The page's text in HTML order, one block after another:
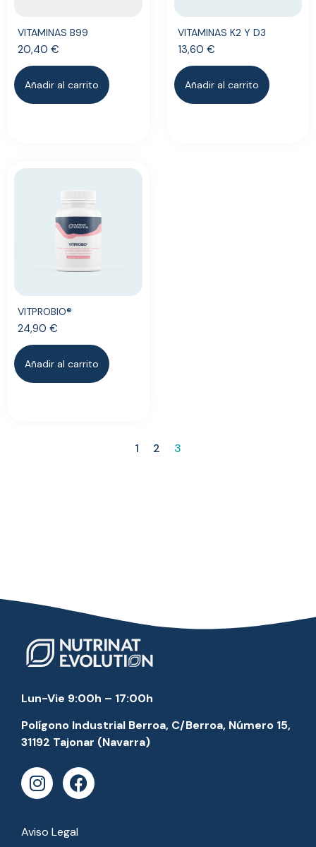
VITAMINAS B99
20,40 €
Añadir al carrito
VITAMINAS K2 Y D3
13,60 €
Añadir al carrito
VITPROBIO®
24,90 €
Añadir al carrito
1 2 3
Lun-Vie 9:00h – 17:00h
Polígono Industrial Berroa, C/Berroa, Número 15,
31192 Tajonar (Navarra)
Aviso Legal